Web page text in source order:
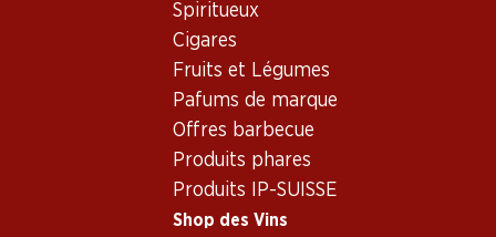
Spiritueux
Cigares
Fruits et Légumes
Pafums de marque
Offres barbecue
Produits phares
Produits IP-SUISSE
Shop des Vins